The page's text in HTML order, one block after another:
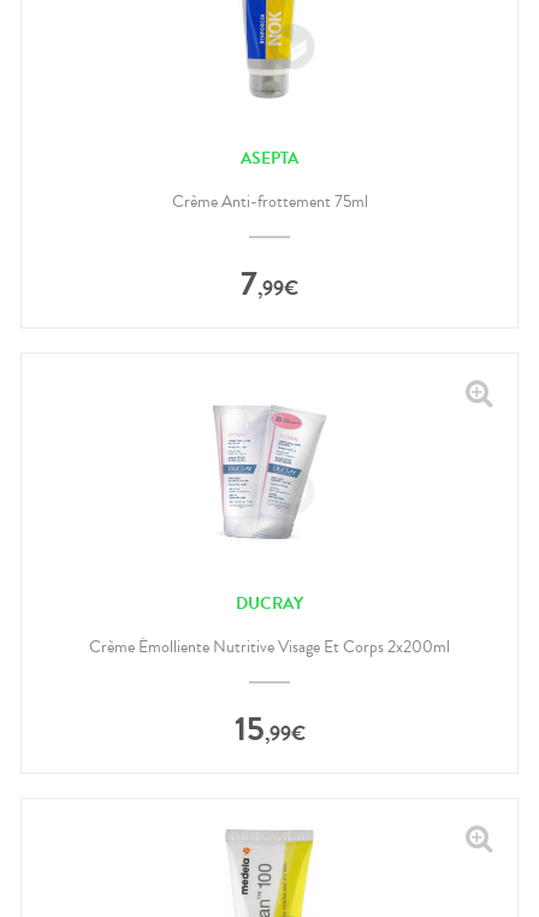
ASEPTA
Crème Anti-frottement 75ml
7,99€
DUCRAY
Crème Émolliente Nutritive Visage Et Corps 2x200ml
15,99€